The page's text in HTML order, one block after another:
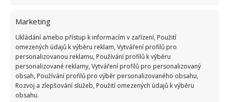
Marketing
Ukládání a/nebo přístup k informacím v zařízení, Použití
omezených údajů k výběru reklam, Vytváření profilů pro
personalizovanou reklamu, Používání profilů k výběru
personalizované reklamy, Vytváření profilů pro personalizovaný
obsah, Používání profilů pro výběr personalizovaného obsahu,
Rozvoj a zlepšování služeb, Použití omezených údajů k výběru
obsahu.